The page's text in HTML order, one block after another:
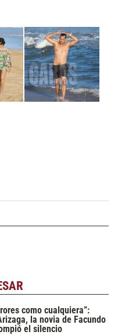
como cualquiera”:
la novia de Facundo
el silencio